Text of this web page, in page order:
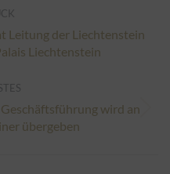
Leitung der Liechtenstein
Liechtenstein
wird an
übergeben